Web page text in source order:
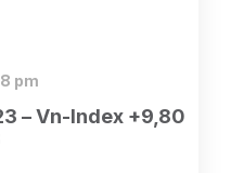
– Vn-Index +9,80
pm